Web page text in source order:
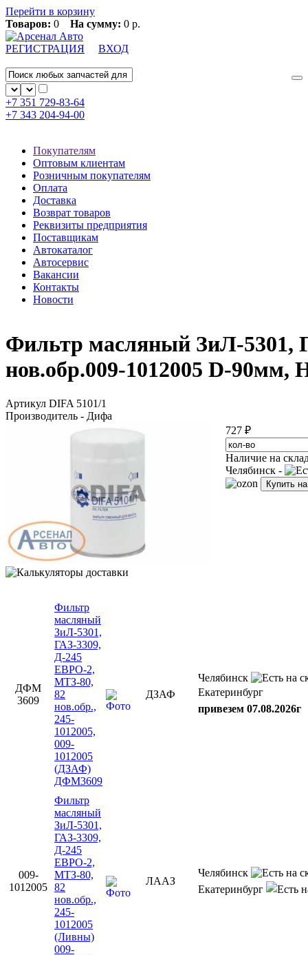
Перейти в корзину
Товаров: 0 На сумму: 0 р.
РЕГИСТРАЦИЯ ВХОД
+7 351 729-83-64
+7 343 204-94-00
Покупателям
Оптовым клиентам
Розничным покупателям
Оплата
Доставка
Возврат товаров
Реквизиты предприятия
Поставщикам
Автокаталог
Автосервис
Вакансии
Контакты
Новости
Фильтр масляный ЗиЛ-5301,
нов.обр.009-1012005 D-90мм,
Артикул DIFA 5101/1
Производитель - Дифа
727 ₽
Наличие на
Челябинск -
Купить
ДФМ
3609
Фильтр
масляный
ЗиЛ-5301,
ГАЗ-3309,
Д-245
ЕВРО-2,
МТЗ-80,
82
нов.обр.,
245-
1012005,
009-
1012005
(ДЗАФ)
ДФМ3609
ДЗАФ
Челябинск
Екатеринбург
привезем 07.08.2026г
009-
1012005
Фильтр
масляный
ЗиЛ-5301,
ГАЗ-3309,
Д-245
ЕВРО-2,
МТЗ-80,
82
нов.обр.,
245-
1012005
(Ливны)
009-
ЛААЗ
Челябинск
Екатеринбург